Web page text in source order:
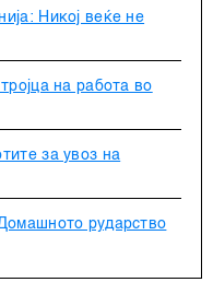
Никој веќе не
на работа во
за увоз на
рударство